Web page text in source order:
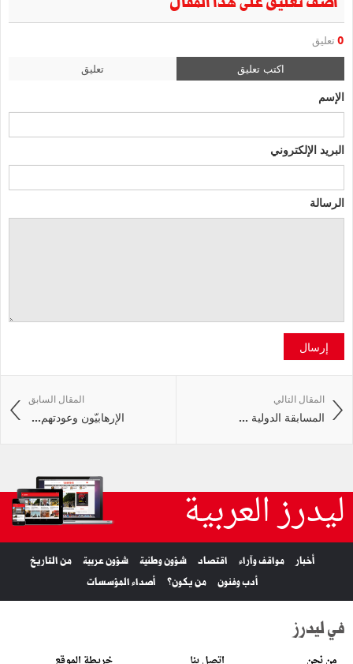
0 تعليق
اكتب تعليق تعليق
الإسم
البريد الإلكتروني
الرسالة
إرسال
المقال السابق
الإرهابيّون‭ ‬وعودتهم‭ ...
المقال التالي
المسابقة الدولية ...
ليدرز العربية
أخبار مواقف وآراء اقتصاد شؤون وطنية شؤون عربية
من التاريخ
أدب وفنون
من يكون؟ أصداء المؤسسات
في ليدرز